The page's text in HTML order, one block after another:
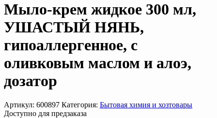
Мыло-крем жидкое 300 мл,
УШАСТЫЙ НЯНЬ,
гипоаллергенное, с
оливковым маслом и алоэ,
дозатор
Артикул: 600897 Категория: Бытовая химия и хозтовары
Доступно для предзаказа